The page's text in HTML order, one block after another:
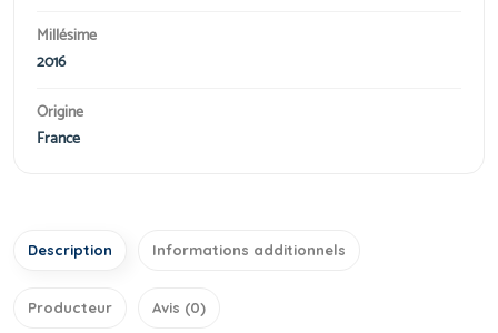
Millésime
2016
Origine
France
Description Informations additionnels
Producteur Avis (0)